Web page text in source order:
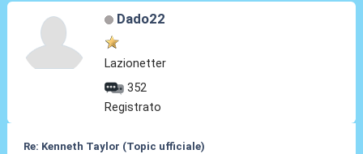
Dado22
Lazionetter
352
Registrato
Re: Kenneth Taylor (Topic ufficiale)